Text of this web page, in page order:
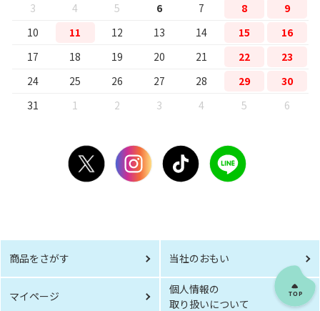
3
4 5 6 7 8
9
10
11 12 13 14 15
16
17
18 19 20 21 22
23
24
25 26 27 28 29
30
31
1 2 3 4 5 6
商品をさがす 当社のおもい
マイページ
個人情報の
取り扱いについて